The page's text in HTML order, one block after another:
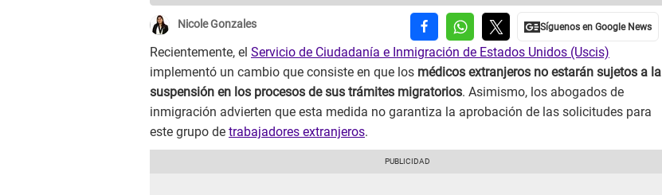
Nicole Gonzales
Recientemente, el Servicio de Ciudadanía e Inmigración de Estados Unidos (Uscis)
implementó un cambio que consiste en que los médicos extranjeros no estarán sujetos a la
suspensión en los procesos de sus trámites migratorios. Asimismo, los abogados de
inmigración advierten que esta medida no garantiza la aprobación de las solicitudes para
este grupo de trabajadores extranjeros.